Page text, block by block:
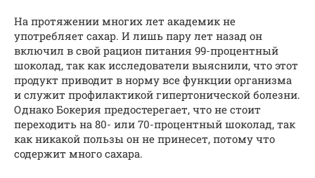
На протяжении многих лет академик не
употребляет сахар. И лишь пару лет назад он
включил в свой рацион питания 99-процентный
шоколад, так как исследователи выяснили, что этот
продукт приводит в норму все функции организма
и служит профилактикой гипертонической болезни.
Однако Бокерия предостерегает, что не стоит
переходить на 80- или 70-процентный шоколад, так
как никакой пользы он не принесет, потому что
содержит много сахара.